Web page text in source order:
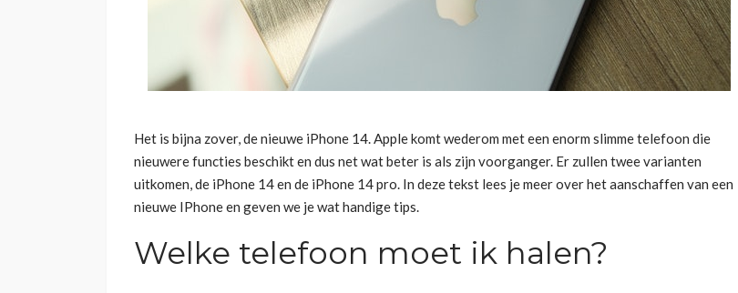
Het is bijna zover, de nieuwe iPhone 14. Apple komt wederom met een enorm slimme telefoon die
nieuwere functies beschikt en dus net wat beter is als zijn voorganger. Er zullen twee varianten
uitkomen, de iPhone 14 en de iPhone 14 pro. In deze tekst lees je meer over het aanschaffen van een
nieuwe IPhone en geven we je wat handige tips.
Welke telefoon moet ik halen?